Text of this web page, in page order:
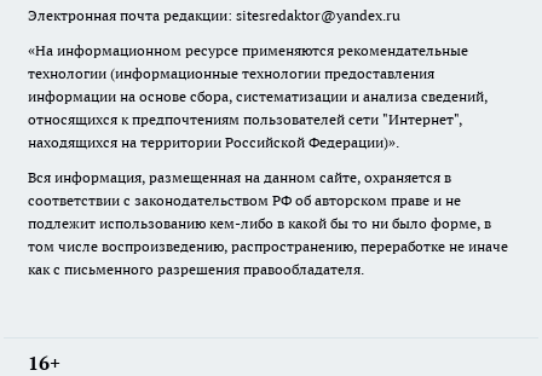
Электронная почта редакции: sitesredaktor@yandex.ru
«На информационном ресурсе применяются рекомендательные
технологии (информационные технологии предоставления
информации на основе сбора, систематизации и анализа сведений,
относящихся к предпочтениям пользователей сети "Интернет",
находящихся на территории Российской Федерации)».
Вся информация, размещенная на данном сайте, охраняется в
соответствии с законодательством РФ об авторском праве и не
подлежит использованию кем-либо в какой бы то ни было форме, в
том числе воспроизведению, распространению, переработке не иначе
как с письменного разрешения правообладателя.
16+